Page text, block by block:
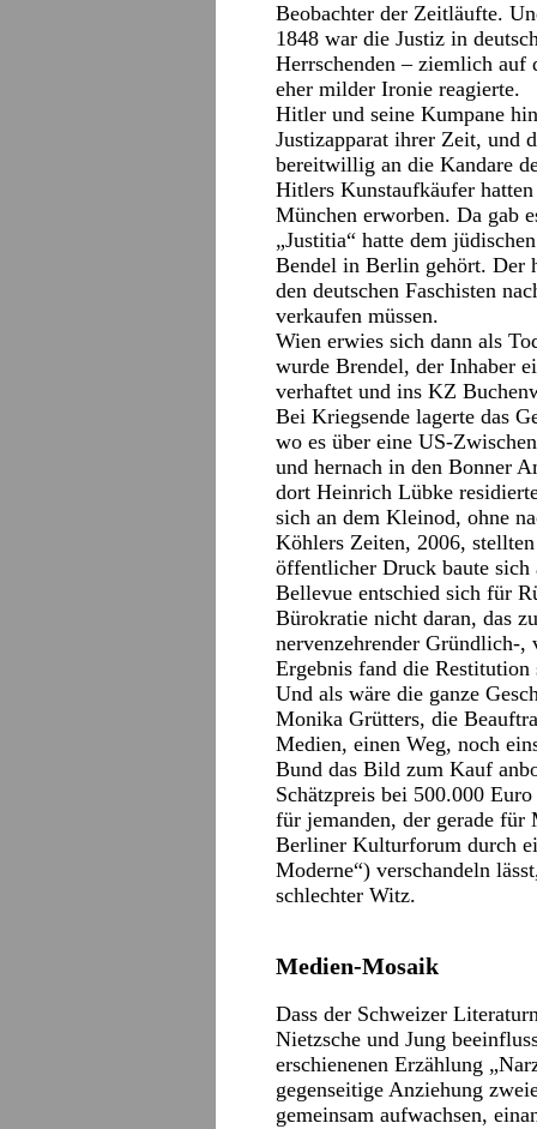
Beobachter der Zeitläufte.
1848 war die Justiz in
Herrschenden – ziemlich
eher milder Ironie reagierte.
Hitler und seine Kumpane
Justizapparat ihrer Zeit, und
bereitwillig an die Kandare
Hitlers Kunstaufkäufer
München erworben. Da gab
„Justitia“ hatte dem
Bendel in Berlin gehört. Der
den deutschen Faschisten
verkaufen müssen.
Wien erwies sich dann als
wurde Brendel, der Inhaber
verhaftet und ins KZ
Bei Kriegsende lagerte das
wo es über eine US-
und hernach in den Bonner
dort Heinrich Lübke
sich an dem Kleinod, ohne
Köhlers Zeiten, 2006,
öffentlicher Druck baute sich
Bellevue entschied sich für
Bürokratie nicht daran, das
nervenzehrender Gründlich-
Ergebnis fand die
Und als wäre die ganze
Monika Grütters, die
Medien, einen Weg, noch
Bund das Bild zum Kauf
Schätzpreis bei 500.000
für jemanden, der gerade
Berliner Kulturforum durch
Moderne“) verschandeln
schlechter Witz.
Medien-Mosaik
Dass der Schweizer
Nietzsche und Jung
erschienenen Erzählung
gegenseitige Anziehung
gemeinsam aufwachsen,